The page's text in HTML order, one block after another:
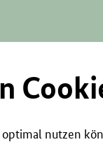
optimal nutzen